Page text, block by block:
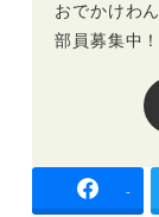
おでかけわ
部員募集中！
-